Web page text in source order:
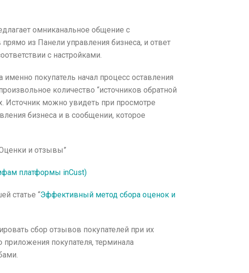
омниканальное общение с
из Панели управления бизнеса, и ответ
с настройками.
покупатель начал процесс оставления
количество “источников обратной
Источник можно увидеть при просмотре
бизнеса и в сообщении, которое
и отзывы”
платформы inCust)
статье “Эффективный метод сбора оценок и
сбор отзывов покупателей при их
покупателя, терминала